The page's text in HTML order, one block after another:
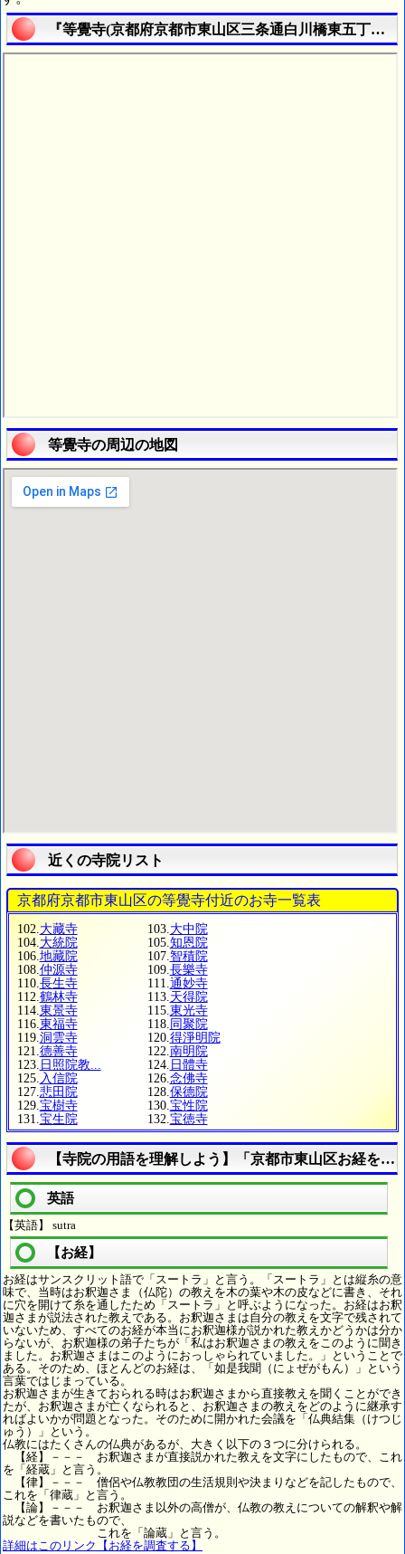
『等覺寺(京都府京都市東山区三条通白川橋東五丁目
等覺寺の周辺の地図
近くの寺院リスト
京都府京都市東山区の等覺寺付近のお寺一覧表
102. 大藏寺 103. 大中院
104. 大統院 105. 知恩院
106. 地藏院 107. 智積院
108. 仲源寺 109. 長樂寺
110. 長生寺 111. 通妙寺
112. 鶴林寺 113. 天得院
114. 東景寺 115. 東光寺
116. 東福寺 118. 同聚院
119. 洞雲寺 120. 得淨明院
121. 德善寺 122. 南明院
123. 日照院教... 124. 日體寺
125. 入信院 126. 念佛寺
127. 悲田院 128. 保德院
129. 宝樹寺 130. 宝性院
131. 宝生院 132. 宝徳寺
【寺院の用語を理解しよう】「京都市東山区お経を調
英語
【英語】 sutra
【お経】
お経はサンスクリット語で「スートラ」と言う。「スートラ」とは縦糸の意
味で、当時はお釈迦さま（仏陀）の教えを木の葉や木の皮などに書き、それ
に穴を開けて糸を通したため「スートラ」と呼ぶようになった。お経はお釈
迦さまが説法された教えである。お釈迦さまは自分の教えを文字で残されて
いないため、すべてのお経が本当にお釈迦様が説かれた教えかどうかは分か
らないが、お釈迦様の弟子たちが「私はお釈迦さまの教えをこのように聞き
ました。お釈迦さまはこのようにおっしゃられていました。」ということで
ある。そのため、ほとんどのお経は、「如是我聞（にょぜがもん）」という
言葉ではじまっている。
お釈迦さまが生きておられる時はお釈迦さまから直接教えを聞くことができ
たが、お釈迦さまが亡くなられると、お釈迦さまの教えをどのように継承す
ればよいかが問題となった。そのために開かれた会議を「仏典結集（けつじ
ゅう）」という。
仏教にはたくさんの仏典があるが、大きく以下の３つに分けられる。
【経】－－－ お釈迦さまが直接説かれた教えを文字にしたもので、これ
を「経蔵」と言う。
【律】－－－ 僧侶や仏教教団の生活規則や決まりなどを記したもので、
これを「律蔵」と言う。
【論】－－－ お釈迦さま以外の高僧が、仏教の教えについての解釈や解
説などを書いたもので、
これを「論蔵」と言う。
詳細はこのリンク【お経を調査する】